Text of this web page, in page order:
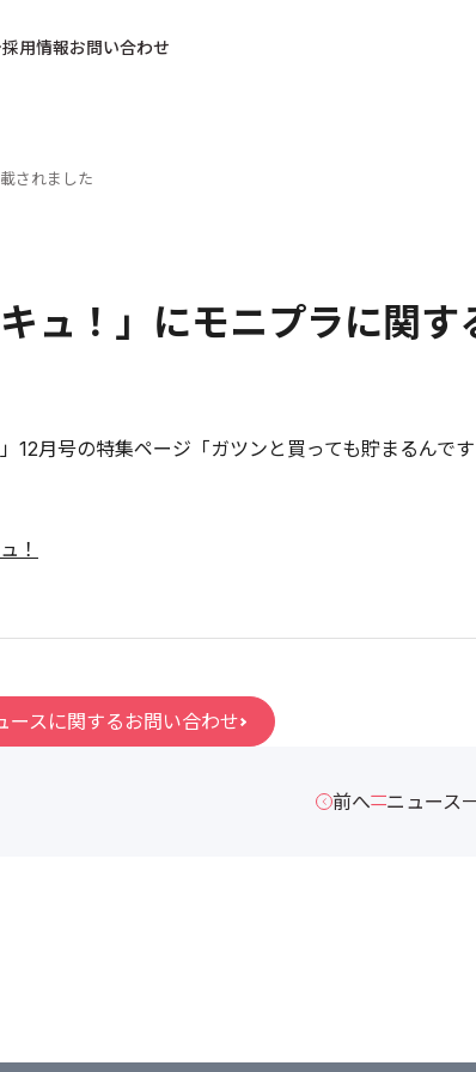
採用情報お問い合わせ
されました
キュ！」にモニプラに関
」12月号の特集ページ「ガツンと買っても貯まるんで
！
ースに関するお問い合わせ
前へ ニュース